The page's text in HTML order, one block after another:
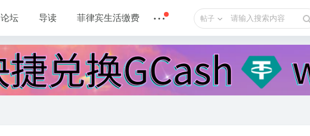
论坛 导读 菲律宾生活缴费 帖子